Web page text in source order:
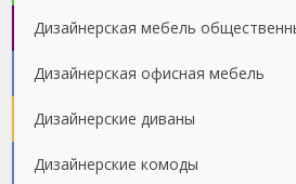
Дизайнерская мебель
Дизайнерская офисная мебель
Дизайнерские диваны
Дизайнерские комоды